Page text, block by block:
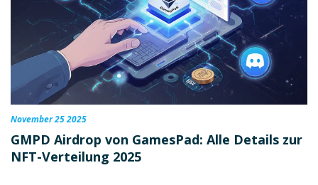
November 25 2025
GMPD Airdrop von GamesPad: Alle Details zur
NFT-Verteilung 2025